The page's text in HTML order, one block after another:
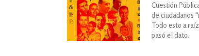
Cuestión
de ciudadanos
Todo esto a
pasó el dato.